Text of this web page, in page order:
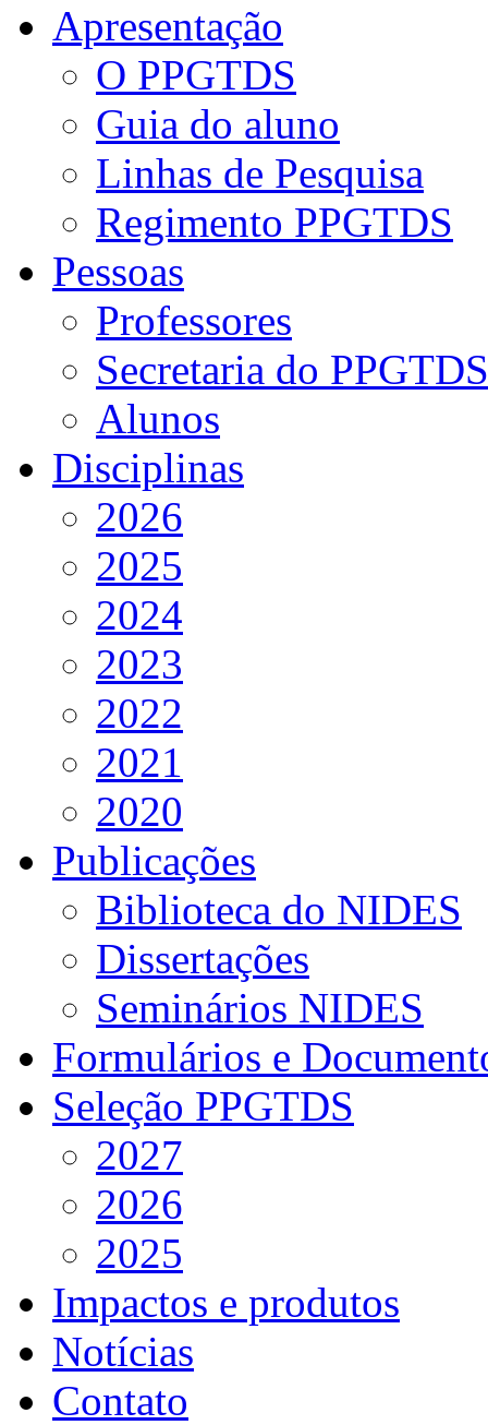
Apresentação
O PPGTDS
Guia do aluno
Linhas de Pesquisa
Regimento PPGTDS
Pessoas
Professores
Secretaria do PPGTDS
Alunos
Disciplinas
2026
2025
2024
2023
2022
2021
2020
Publicações
Biblioteca do NIDES
Dissertações
Seminários NIDES
Formulários e
Seleção PPGTDS
2027
2026
2025
Impactos e produtos
Notícias
Contato